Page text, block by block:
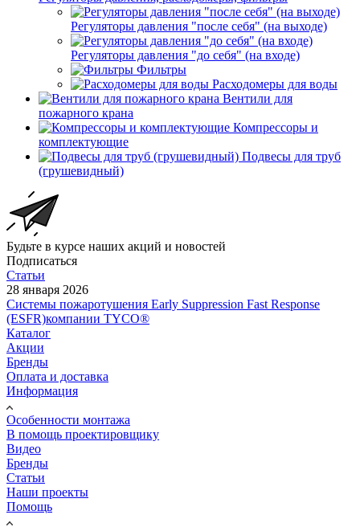
Регуляторы давления "после себя" (на выходе)
Регуляторы давления "до себя" (на входе)
Фильтры
Расходомеры для воды
Вентили для
пожарного крана
Компрессоры и
комплектующие
Подвесы для труб
(грушевидный)
Будьте в курсе наших акций и новостей
Подписаться
Статьи
28 января 2026
Системы пожаротушения Early Suppression Fast Response
(ESFR)компании TYCO®
Каталог
Акции
Бренды
Оплата и доставка
Информация
Особенности монтажа
В помощь проектировщику
Видео
Бренды
Статьи
Наши проекты
Помощь